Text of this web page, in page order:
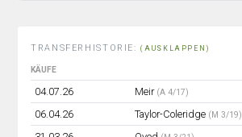
TRANSFERHISTORIE:(AUSKLAPPEN)
KÄUFE
04.07.26 Meir (A 4/17)
06.04.26
Taylor-Coleridge (M 3/19)